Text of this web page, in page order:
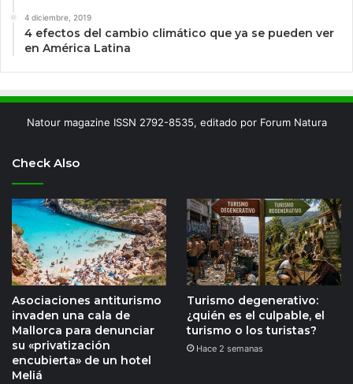
4 diciembre, 2019
4 efectos del cambio climático que ya se pueden ver
en América Latina
Natour magazine ISSN 2792-8535, editado por Forum Natura
Check Also
Asociaciones antiturismo
invaden una cala de
Mallorca para denunciar
su «privatización
encubierta» de un hotel
Meliá
Turismo degenerativo:
¿quién es el culpable, el
turismo o los turistas?
Hace 2 semanas